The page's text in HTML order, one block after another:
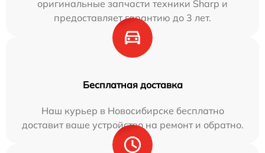
оригинальные запчасти техники Sharp и
предоставляет гарантию до 3 лет.
Бесплатная доставка
Наш курьер в Новосибирске бесплатно
доставит ваше устройство на ремонт и обратно.